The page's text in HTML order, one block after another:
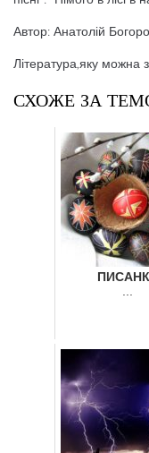
Автор: Анатолій
Література,яку можна
СХОЖЕ ЗА
...